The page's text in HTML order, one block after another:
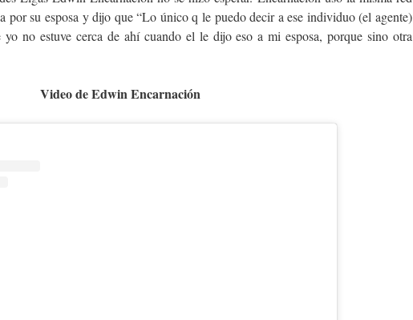
por su esposa y dijo que “Lo único q le puedo decir a ese individuo (el agente)
no estuve cerca de ahí cuando el le dijo eso a mi esposa, porque sino otra
Video de Edwin Encarnación